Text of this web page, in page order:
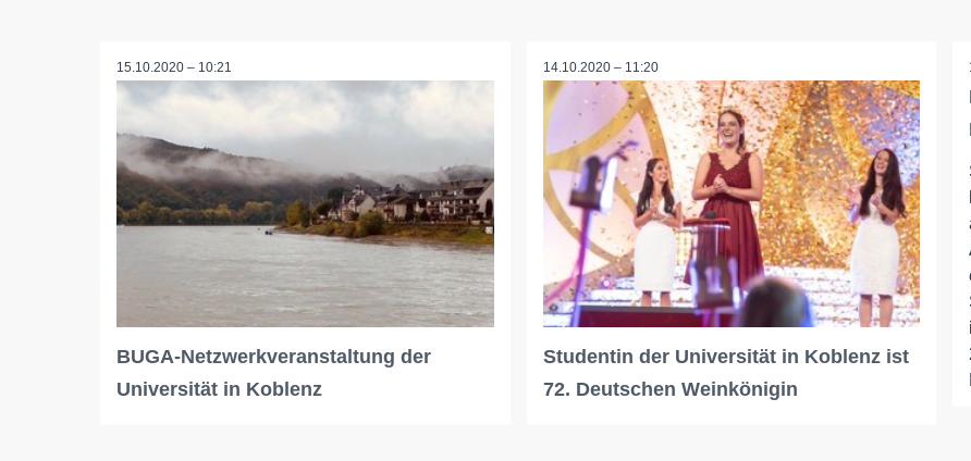
15.10.2020 – 10:21
BUGA-Netzwerkveranstaltung der
Universität in Koblenz
14.10.2020 – 11:20
Studentin der Universität in Koblenz ist
72. Deutschen Weinkönigin